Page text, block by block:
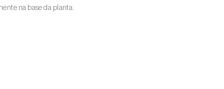
na base da planta.